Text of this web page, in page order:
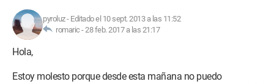
pyroluz- Editado el 10 sept. 2013 a las 11:52
romaric -28 feb. 2017 a las 21:17
Hola,
Estoy molesto porque desde esta mañana no puedo